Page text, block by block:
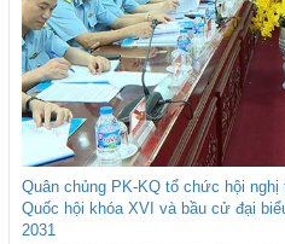
Quân chủng PK-KQ tổ chức hội
Quốc hội khóa XVI và bầu cử đại
2031